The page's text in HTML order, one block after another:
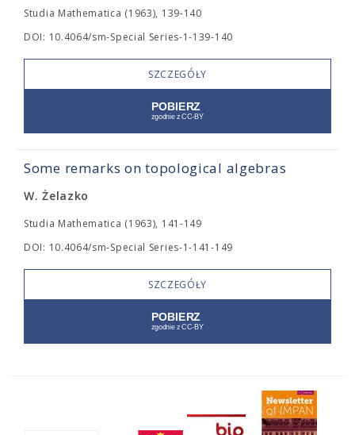
Studia Mathematica (1963), 139-140
DOI: 10.4064/sm-Special Series-1-139-140
SZCZEGÓŁY
Some remarks on topological algebras
W. Żelazko
Studia Mathematica (1963), 141-149
DOI: 10.4064/sm-Special Series-1-141-149
SZCZEGÓŁY